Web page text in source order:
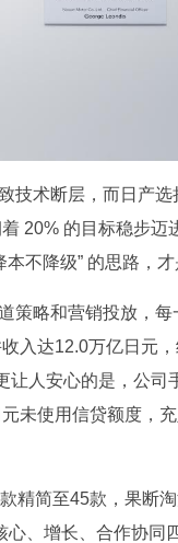
技术断层，而日产
20% 的目标稳步迈
不降级” 的思路，才
策略和营销投放，每
入达12.0万亿日元
让人安心的是，公司
未使用信贷额度，
精简至45款，果断
心、增长、合作协同